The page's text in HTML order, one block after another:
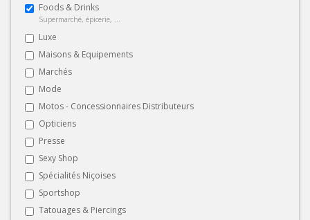
Foods & Drinks
Supermarché, épicerie, ...
Luxe
Maisons & Equipements
Marchés
Mode
Motos - Concessionnaires Distributeurs
Opticiens
Presse
Sexy Shop
Spécialités Niçoises
Sportshop
Tatouages & Piercings